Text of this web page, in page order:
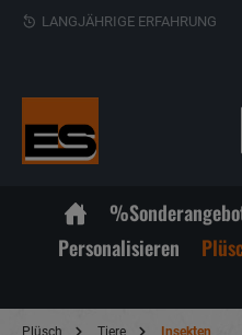
LANGJÄHRIGE ERFAHRUNG
Personalisieren
Plüsch Tiere Insekten